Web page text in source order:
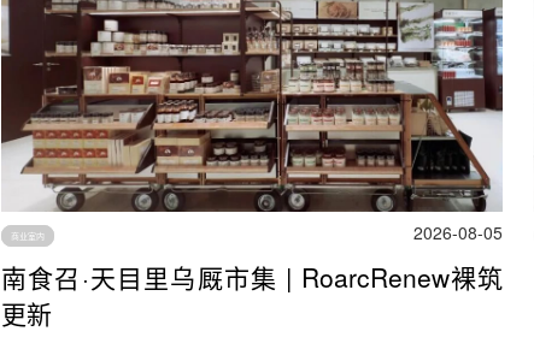
商业室内 2026-08-05
南食召·天目里乌厩市集 | RoarcRenew裸筑
更新